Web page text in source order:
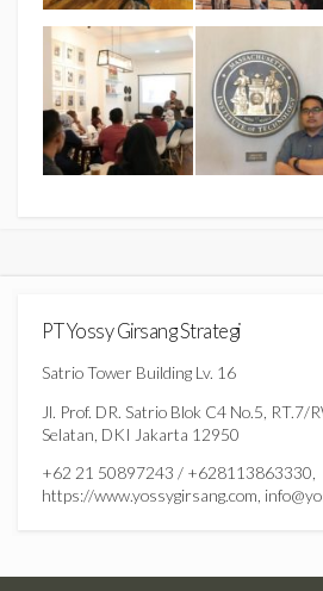
PT Yossy Girsang Strategi
Satrio Tower Building Lv. 16
Jl. Prof. DR. Satrio Blok C4 No.5, RT.7/
Selatan, DKI Jakarta 12950
+62 21 50897243 / +628113863330,
https://www.yossygirsang.com,